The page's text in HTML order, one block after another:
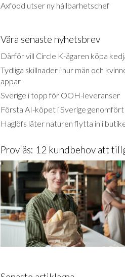
Axfood utser ny hållbarhetschef
Våra senaste nyhetsbrev
Därför vill Circle K-ägaren köpa
Tydliga skillnader i hur män och
appar
Sverige i topp för OOH-leveranser
Första AI-köpet i Sverige genomfört
Haglöfs låter naturen flytta in i
Provläs: 12 kundbehov att